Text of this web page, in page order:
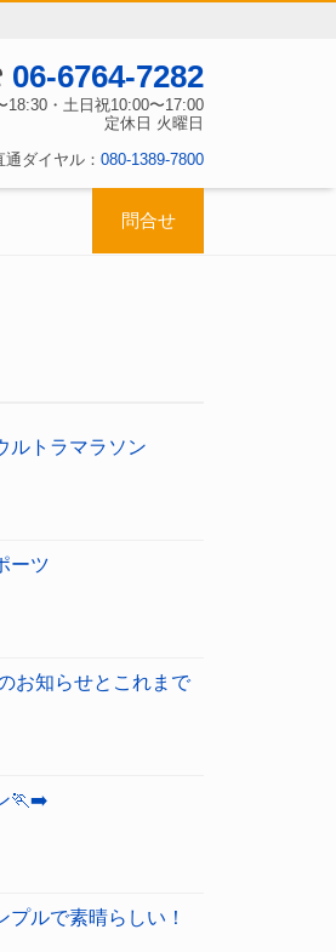
06-6764-7282
18:30・土日祝10:00〜17:00
定休日 火曜日
ダイヤル： 080-1389-7800
問合せ
ルトラマラソン
ーツ
お知らせとこれまで
🏃‍➡️
プルで素晴らしい！